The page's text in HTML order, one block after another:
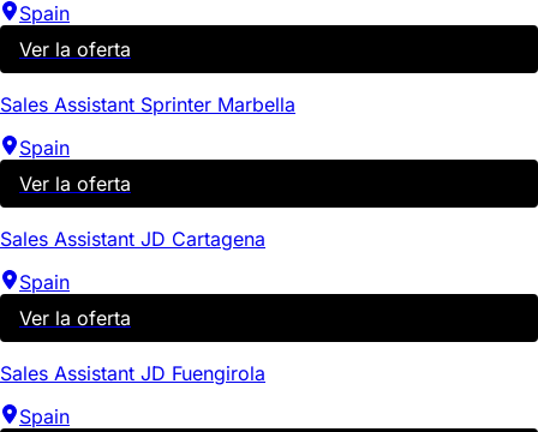
Spain
Ver la oferta
Sales Assistant Sprinter Marbella
Spain
Ver la oferta
Sales Assistant JD Cartagena
Spain
Ver la oferta
Sales Assistant JD Fuengirola
Spain